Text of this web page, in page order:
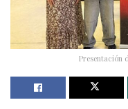
Presentación